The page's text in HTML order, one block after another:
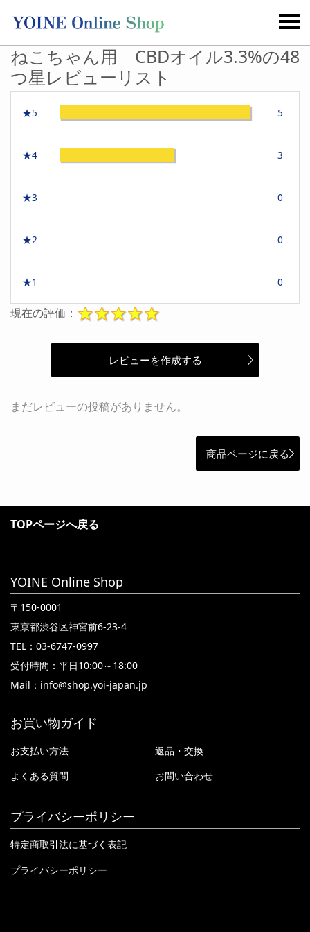
ねこちゃん用 CBDオイル3.3%の48
つ星レビューリスト
★5 5
★4 3
★3 0
★2 0
★1 0
現在の評価：
レビューを作成する
まだレビューの投稿がありません。
商品ページに戻る
TOPページへ戻る
YOINE Online Shop
〒150-0001
東京都渋谷区神宮前6-23-4
TEL：03-6747-0997
受付時間：平日10:00～18:00
Mail： info@shop.yoi-japan.jp
お買い物ガイド
お支払い方法
返品・交換
よくある質問
お問い合わせ
プライバシーポリシー
特定商取引法に基づく表記
プライバシーポリシー